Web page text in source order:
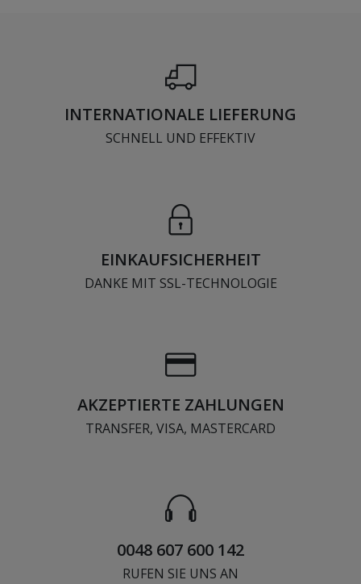
INTERNATIONALE LIEFERUNG
SCHNELL UND EFFEKTIV
EINKAUFSICHERHEIT
DANKE MIT SSL-TECHNOLOGIE
AKZEPTIERTE ZAHLUNGEN
TRANSFER, VISA, MASTERCARD
0048 607 600 142
RUFEN SIE UNS AN